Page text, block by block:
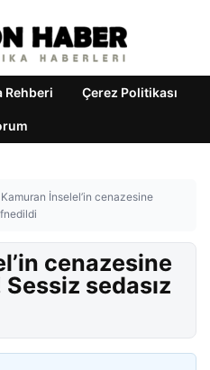
Rehberi Çerez Politikası
Kamuran İnselel’in cenazesine
cenazesine
sedasız